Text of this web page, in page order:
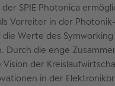
SPIE Photonica
Vorreiter in der
Werte des Symworking
Durch die enge
Vision der
in der